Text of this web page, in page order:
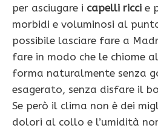
per asciugare i capelli ricci e
morbidi e voluminosi al
possibile lasciare fare a
fare in modo che le chiome
forma naturalmente senza
esagerato, senza disfare il
Se però il clima non è dei
dolori al collo e l’umidità